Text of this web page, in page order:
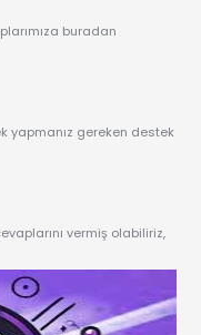
buradan
yapmanız gereken destek
vermiş olabiliriz,